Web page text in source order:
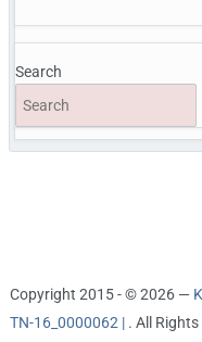
Search
Copyright 2015 - © 2026 —
TN-16_0000062 | . All Rights